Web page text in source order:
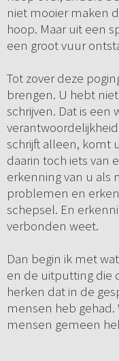
niet mooier maken
hoop. Maar uit een
een groot vuur
Tot zover deze
brengen. U hebt
schrijven. Dat is een
schrijft alleen, komt
daarin toch iets van
erkenning van u als
problemen en
schepsel. En
verbonden weet.
Dan begin ik met
en de uitputting die
herken dat in de
mensen heb
mensen gemeen